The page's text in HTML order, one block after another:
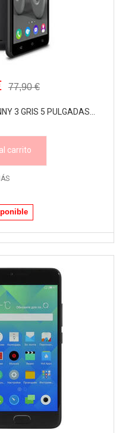
77,90 €
3 GRIS 5 PULGADAS...
carrito